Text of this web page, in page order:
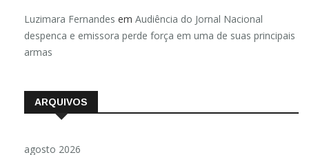
Luzimara Fernandes em Audiência do Jornal Nacional
despenca e emissora perde força em uma de suas principais
armas
ARQUIVOS
agosto 2026